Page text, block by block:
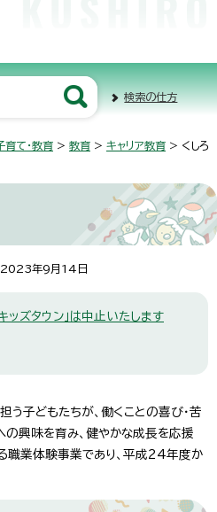
検索の仕方
育て・教育 > 教育 > キャリア教育 > くしろ
年9月14日
ズタウン」は中止いたします
担う子どもたちが、働くことの喜び・苦
の興味を育み、健やかな成長を応援
職業体験事業であり、平成24年度か